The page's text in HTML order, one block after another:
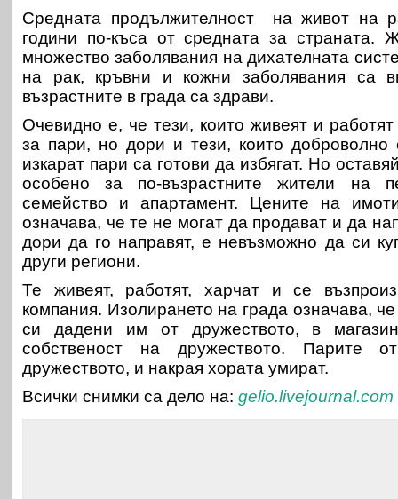
Средната продължителност на живот на
години по-къса от средната за страната.
множество заболявания на дихателната
на рак, кръвни и кожни заболявания са
възрастните в града са здрави.
Очевидно е, че тези, които живеят и
за пари, но дори и тези, които
изкарат пари са готови да избягат. Но
особено за по-възрастните жители на
семейство и апартамент. Цените на
означава, че те не могат да продават и да
дори да го направят, е невъзможно да си
други региони.
Те живеят, работят, харчат и се
компания. Изолирането на града означава,
си дадени им от дружеството, в
собственост на дружеството. Парите
дружеството, и накрая хората умират.
Всички снимки са дело на: gelio.livejournal.com